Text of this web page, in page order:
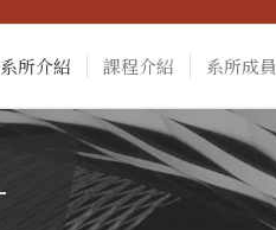
系所介紹 課程介紹 系所成員